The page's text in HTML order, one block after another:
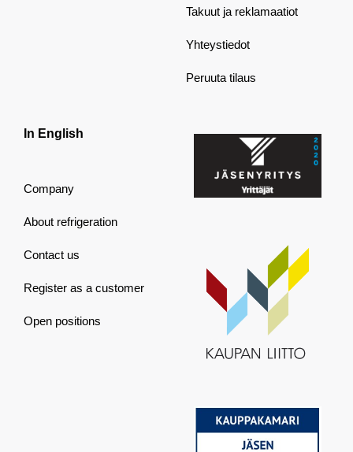
Takuut ja reklamaatiot
Yhteystiedot
Peruuta tilaus
In English
Company
About refrigeration
Contact us
Register as a customer
Open positions